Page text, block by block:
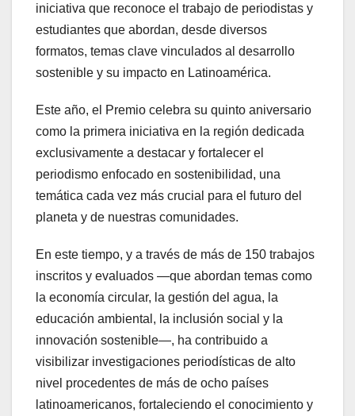
iniciativa que reconoce el trabajo de periodistas y
estudiantes que abordan, desde diversos
formatos, temas clave vinculados al desarrollo
sostenible y su impacto en Latinoamérica.
Este año, el Premio celebra su quinto aniversario
como la primera iniciativa en la región dedicada
exclusivamente a destacar y fortalecer el
periodismo enfocado en sostenibilidad, una
temática cada vez más crucial para el futuro del
planeta y de nuestras comunidades.
En este tiempo, y a través de más de 150 trabajos
inscritos y evaluados —que abordan temas como
la economía circular, la gestión del agua, la
educación ambiental, la inclusión social y la
innovación sostenible—, ha contribuido a
visibilizar investigaciones periodísticas de alto
nivel procedentes de más de ocho países
latinoamericanos, fortaleciendo el conocimiento y